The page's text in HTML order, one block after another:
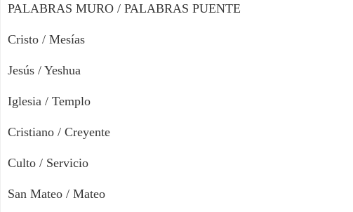
PALABRAS MURO / PALABRAS PUENTE
Cristo / Mesías
Jesús / Yeshua
Iglesia / Templo
Cristiano / Creyente
Culto / Servicio
San Mateo / Mateo